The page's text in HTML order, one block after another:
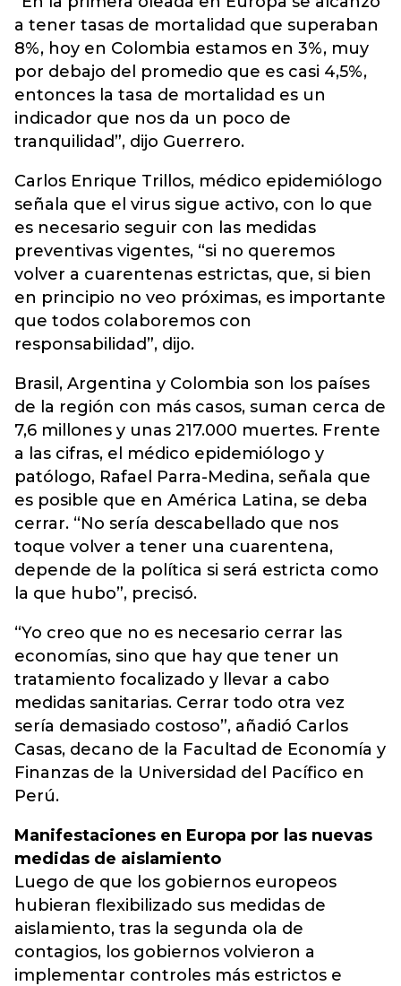
a tener tasas de mortalidad que superaban
8%, hoy en Colombia estamos en 3%, muy
por debajo del promedio que es casi 4,5%,
entonces la tasa de mortalidad es un
indicador que nos da un poco de
tranquilidad”, dijo Guerrero.
Carlos Enrique Trillos, médico epidemiólogo
señala que el virus sigue activo, con lo que
es necesario seguir con las medidas
preventivas vigentes, “si no queremos
volver a cuarentenas estrictas, que, si bien
en principio no veo próximas, es importante
que todos colaboremos con
responsabilidad”, dijo.
Brasil, Argentina y Colombia son los países
de la región con más casos, suman cerca de
7,6 millones y unas 217.000 muertes. Frente
a las cifras, el médico epidemiólogo y
patólogo, Rafael Parra-Medina, señala que
es posible que en América Latina, se deba
cerrar. “No sería descabellado que nos
toque volver a tener una cuarentena,
depende de la política si será estricta como
la que hubo”, precisó.
“Yo creo que no es necesario cerrar las
economías, sino que hay que tener un
tratamiento focalizado y llevar a cabo
medidas sanitarias. Cerrar todo otra vez
sería demasiado costoso”, añadió Carlos
Casas, decano de la Facultad de Economía y
Finanzas de la Universidad del Pacífico en
Perú.
Manifestaciones en Europa por las nuevas
medidas de aislamiento
Luego de que los gobiernos europeos
hubieran flexibilizado sus medidas de
aislamiento, tras la segunda ola de
contagios, los gobiernos volvieron a
implementar controles más estrictos e